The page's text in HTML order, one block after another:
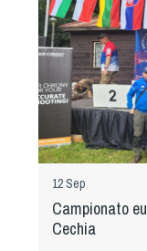
12 Sep
Campionato
Cechia